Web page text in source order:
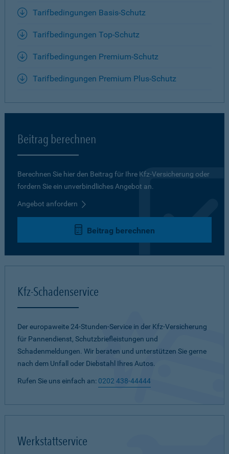
Tarifbedingungen Basis-Schutz
Tarifbedingungen Top-Schutz
Tarifbedingungen Premium-Schutz
Tarifbedingungen Premium Plus-Schutz
Beitrag berechnen
Berechnen Sie hier den Beitrag für Ihre Kfz-Versicherung oder
fordern Sie ein unverbindliches Angebot an.
Angebot anfordern
Beitrag berechnen
Kfz-Schadenservice
Der europaweite 24-Stunden-Service in der Kfz-Versicherung
für Pannendienst, Schutzbriefleistungen und
Schadenmeldungen. Wir beraten und unterstützen Sie gerne
nach dem Unfall oder Diebstahl Ihres Autos.
Rufen Sie uns einfach an: 0202 438-44444
Werkstattservice